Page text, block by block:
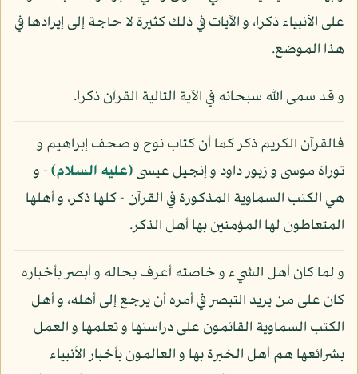
على الأنبياء ذكرا، و الآيات في ذلك كثيرة لا حاجة إلى إيرادها في
هذا الموضع.
و قد سمى الله سبحانه في الآية التالية القرآن ذكرا.
فالقرآن الكريم ذكر كما أن كتاب نوح و صحف إبراهيم و
توراة موسى و زبور داود و إنجيل عيسى(عليه السلام)- و
هي الكتب السماوية المذكورة في القرآن - كلها ذكر، و أهلها
المتعاطون لها المؤمنين بها أهل الذكر.
و لما كان أهل الشيء و خاصته أعرف بحاله و أبصر بأخباره
كان على من يريد التبصر في أمره أن يرجع إلى أهله، و أهل
الكتب السماوية القائمون على دراستها و تعلمها و العمل
بشرائعها هم أهل الخبرة بها و العالمون بأخبار الأنبياء